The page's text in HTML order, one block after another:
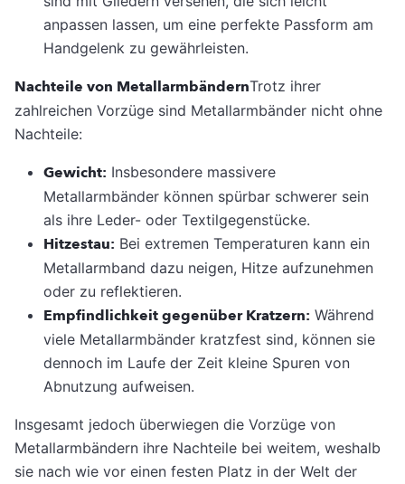
anpassen lassen, um eine perfekte Passform am
Handgelenk zu gewährleisten.
Nachteile von MetallarmbändernTrotz ihrer
zahlreichen Vorzüge sind Metallarmbänder nicht ohne
Nachteile:
Gewicht: Insbesondere massivere
Metallarmbänder können spürbar schwerer sein
als ihre Leder- oder Textilgegenstücke.
Hitzestau: Bei extremen Temperaturen kann ein
Metallarmband dazu neigen, Hitze aufzunehmen
oder zu reflektieren.
Empfindlichkeit gegenüber Kratzern: Während
viele Metallarmbänder kratzfest sind, können sie
dennoch im Laufe der Zeit kleine Spuren von
Abnutzung aufweisen.
Insgesamt jedoch überwiegen die Vorzüge von
Metallarmbändern ihre Nachteile bei weitem, weshalb
sie nach wie vor einen festen Platz in der Welt der